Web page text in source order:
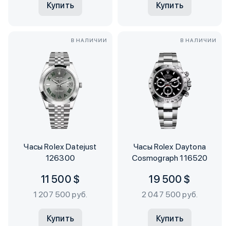
Купить Купить
В НАЛИЧИИ
Часы Rolex Datejust
126300
11 500 $
1 207 500 руб.
Купить
В НАЛИЧИИ
Часы Rolex Daytona
Cosmograph 116520
19 500 $
2 047 500 руб.
Купить